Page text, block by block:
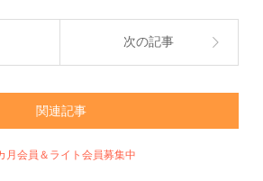
次の記事
関連記事
月会員＆ライト会員募集中